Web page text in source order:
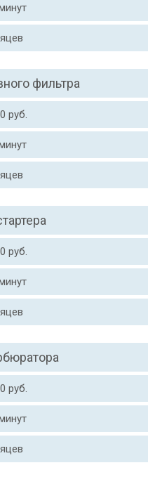
фильтра
руб.
руб.
руб.